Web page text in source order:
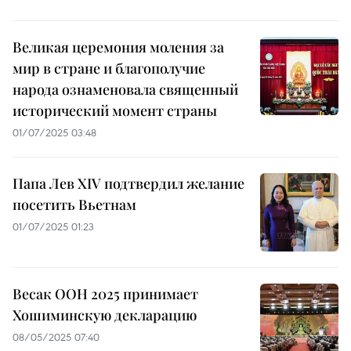
Великая церемония моления за
мир в стране и благополучие
народа ознаменовала священный
исторический момент страны
01/07/2025 03:48
Папа Лев XIV подтвердил желание
посетить Вьетнам
01/07/2025 01:23
Весак ООН 2025 принимает
Хошиминскую декларацию
08/05/2025 07:40